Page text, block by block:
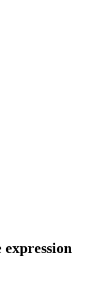
expression